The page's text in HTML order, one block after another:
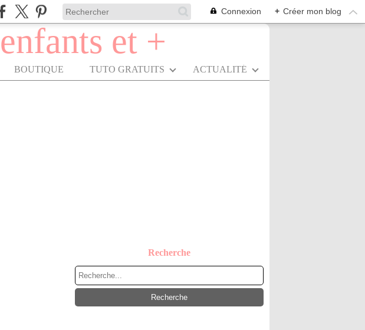
Connexion + Créer mon blog
BOUTIQUE TUTO GRATUITS ACTUALITÉ
Recherche